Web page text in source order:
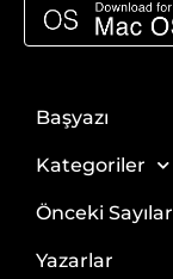
Başyazı
Kategoriler
Önceki Sayılar
Yazarlar